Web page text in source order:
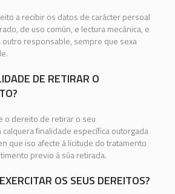
a recibir os datos de carácter persoal
de uso común, e lectura mecánica, e
responsable, sempre que sexa
DE RETIRAR O
o dereito de retirar o seu
finalidade específica outorgada
que iso afecte á licitude do tratamento
previo á súa retirada.
OS SEUS DEREITOS?